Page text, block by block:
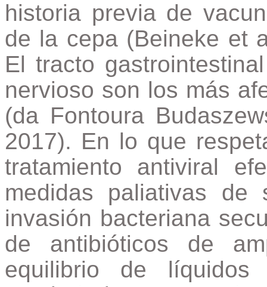
historia previa de
de la cepa (Beineke et
El tracto
nervioso son los más
(da Fontoura
2017). En lo que
tratamiento antiviral
medidas paliativas
invasión bacteriana
de antibióticos de
equilibrio de